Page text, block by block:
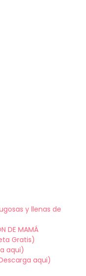
y llenas de
DE MAMÁ
Gratis)
aqui)
aqui)